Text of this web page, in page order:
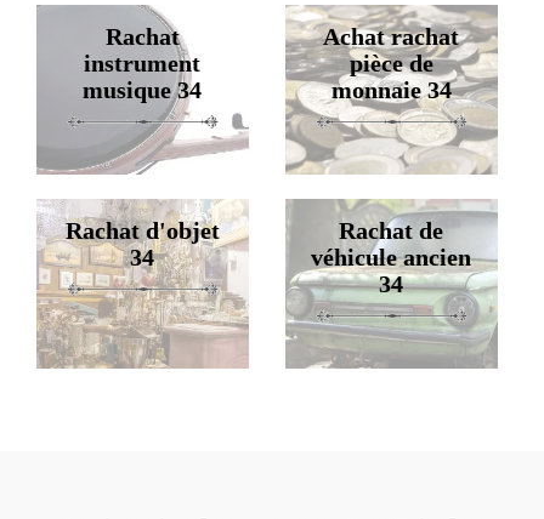
Rachat
instrument
musique 34
Achat rachat
pièce de
monnaie 34
Rachat d'objet
34
Rachat de
véhicule ancien
34